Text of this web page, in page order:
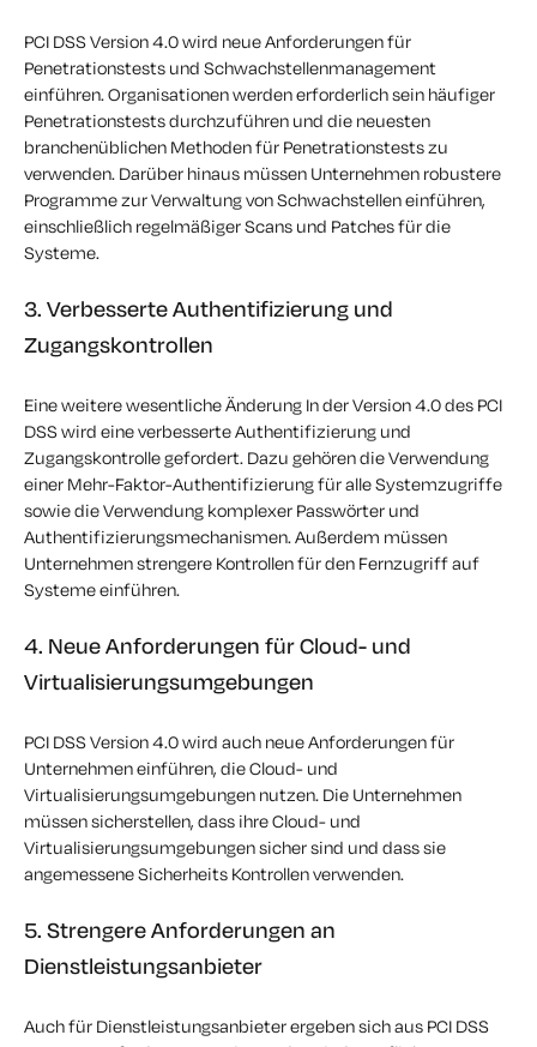
PCI DSS Version 4.0 wird neue Anforderungen für
Penetrationstests und Schwachstellenmanagement
einführen. Organisationen werdenerforderlich sein häufiger
Penetrationstests durchzuführen und die neuesten
branchenüblichen Methoden für Penetrationstests zu
verwenden. Darüber hinaus müssen Unternehmen robustere
Programme zur Verwaltung von Schwachstellen einführen,
einschließlich regelmäßiger Scans und Patches für die
Systeme.
3. Verbesserte Authentifizierung und
Zugangskontrollen
Eine weiterewesentliche Änderung In der Version 4.0 des PCI
DSS wird eine verbesserte Authentifizierung und
Zugangskontrolle gefordert. Dazu gehören die Verwendung
einer Mehr-Faktor-Authentifizierung für alle Systemzugriffe
sowie die Verwendung komplexer Passwörter und
Authentifizierungsmechanismen. Außerdem müssen
Unternehmen strengere Kontrollen für den Fernzugriff auf
Systeme einführen.
4. Neue Anforderungen für Cloud- und
Virtualisierungsumgebungen
PCI DSS Version 4.0 wird auch neue Anforderungen für
Unternehmen einführen, die Cloud- und
Virtualisierungsumgebungen nutzen. Die Unternehmen
müssen sicherstellen, dass ihre Cloud- und
Virtualisierungsumgebungen sicher sind und dass sie
angemessene Sicherheits Kontrollen verwenden.
5. Strengere Anforderungen an
Dienstleistungsanbieter
Auch für Dienstleistungsanbieter ergeben sich aus PCI DSS